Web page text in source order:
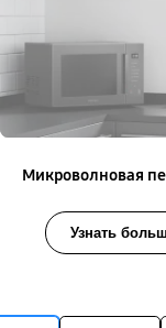
Микроволновая
Узнать